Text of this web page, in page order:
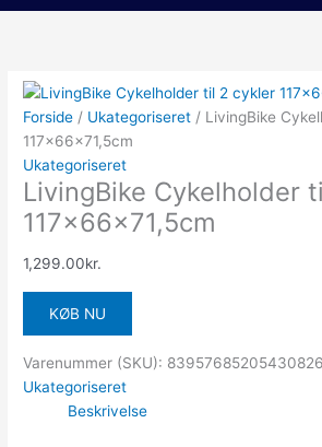
Forside / Ukategoriseret / LivingBike
117x66x71,5cm
Ukategoriseret
LivingBike Cykelholder
117x66x71,5cm
1,299.00kr.
KØB NU
Varenummer (SKU):
Ukategoriseret
Beskrivelse